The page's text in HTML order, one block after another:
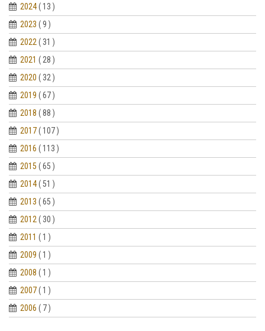
2024( 13 )
2023 ( 9 )
2022 ( 31 )
2021 ( 28 )
2020 ( 32 )
2019 ( 67 )
2018 ( 88 )
2017( 107 )
2016 ( 113 )
2015 ( 65 )
2014( 51 )
2013 ( 65 )
2012 ( 30 )
2011 ( 1 )
2009 ( 1 )
2008 ( 1 )
2007( 1 )
2006 ( 7 )